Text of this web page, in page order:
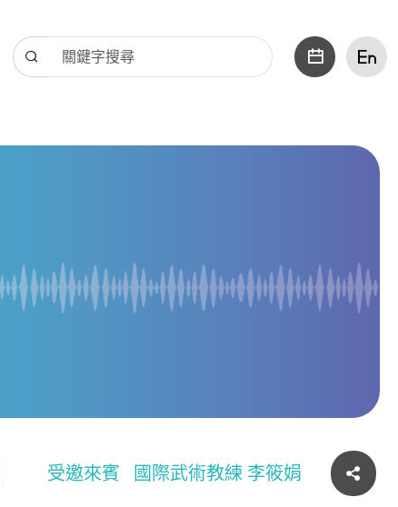
受邀來賓 國際武術教練 李筱娟